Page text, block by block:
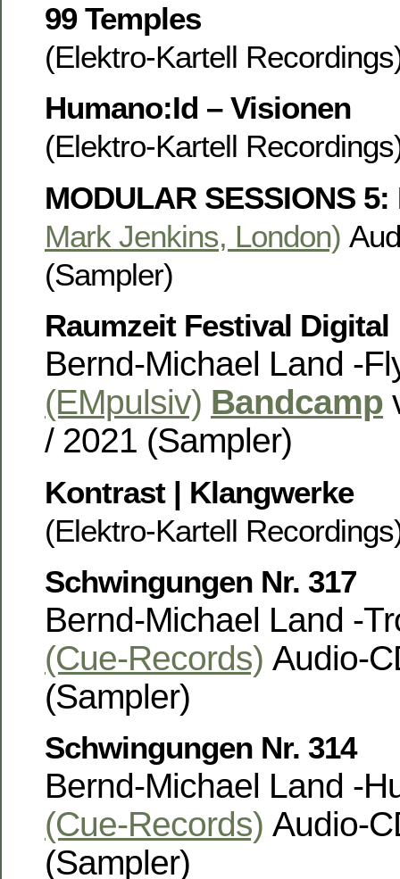
99 Temples
(Elektro-Kartell
Humano:Id – Visionen
(Elektro-Kartell
MODULAR SESSIONS
Mark Jenkins, London)
(Sampler)
Raumzeit Festival Digital
Bernd-Michael Land -
(EMpulsiv) Bandcamp
/ 2021 (Sampler)
Kontrast | Klangwerke
(Elektro-Kartell
Schwingungen Nr. 317
Bernd-Michael Land -
(Cue-Records) Audio-
(Sampler)
Schwingungen Nr. 314
Bernd-Michael Land -
(Cue-Records) Audio-
(Sampler)